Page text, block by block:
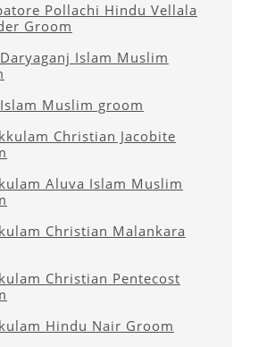
Pollachi Hindu Vellala
Groom
Islam Muslim
Muslim groom
Christian Jacobite
Aluva Islam Muslim
Christian Malankara
Christian Pentecost
Hindu Nair Groom